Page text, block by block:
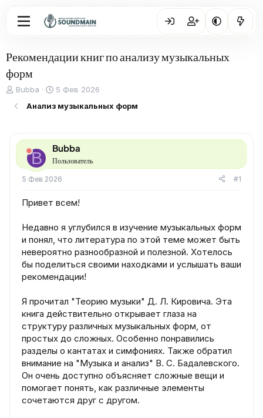
Рекомендации книг по анализу музыкальных
форм
А
т
р
т
м
Bubba
Д
т
н
а
ч
а
а
5 Фев 2026
Анализ музыкальных форм
B
Bubba
Пользователь
5 Фев 2026 #1
Привет всем!
Недавно я углубился в изучение музыкальных форм
и понял, что литература по этой теме может быть
невероятно разнообразной и полезной. Хотелось
бы поделиться своими находками и услышать ваши
рекомендации!
Я прочитал "Теорию музыки" Д. Л. Кировича. Эта
книга действительно открывает глаза на
структуру различных музыкальных форм, от
простых до сложных. Особенно понравились
разделы о кантатах и симфониях. Также обратил
внимание на "Музыка и анализ" В. С. Бадалевского.
Он очень доступно объясняет сложные вещи и
помогает понять, как различные элементы
сочетаются друг с другом.